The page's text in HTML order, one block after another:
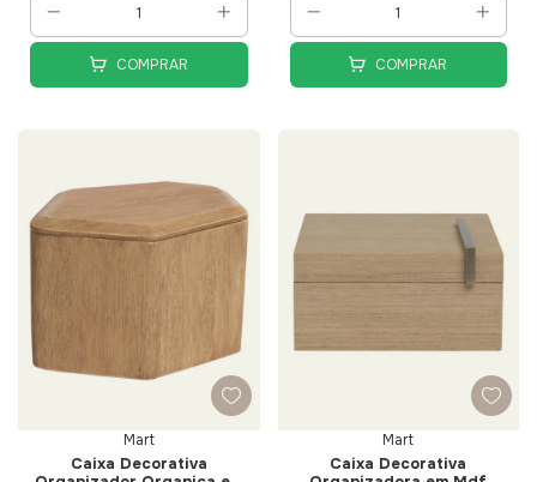
COMPRAR COMPRAR
Mart
Caixa Decorativa
Mart
Caixa Decorativa